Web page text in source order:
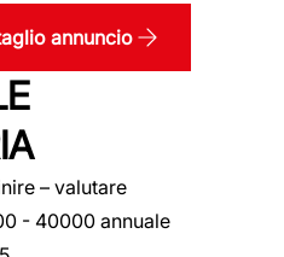
annuncio
– valutare
- 40000 annuale